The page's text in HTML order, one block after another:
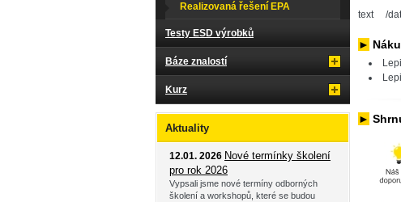
text /
►
►
Realizovaná řešení EPA
Testy ESD výrobků
Báze znalostí
Kurz
Aktuality
12.01. 2026 Nové termínky školení
pro rok 2026
Vypsali jsme nové termíny odborných
školení a workshopů, které se budou